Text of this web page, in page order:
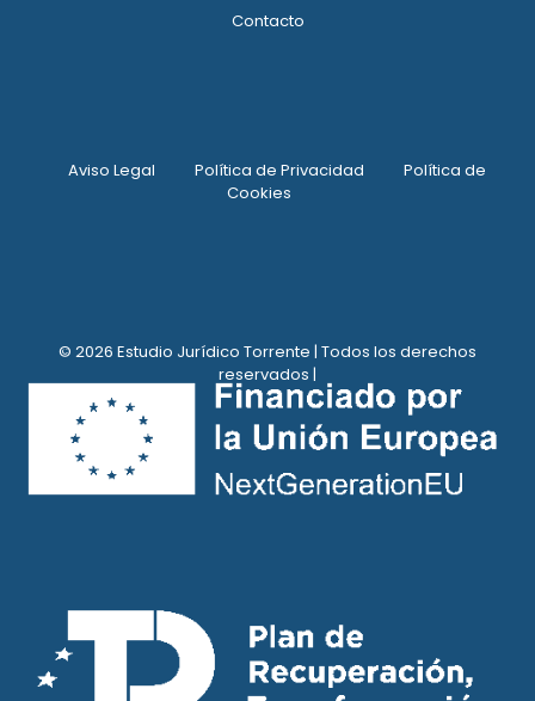
Contacto
Aviso Legal Política de Privacidad
Política de
Cookies
© 2026 Estudio Jurídico Torrente | Todos los derechos
reservados |